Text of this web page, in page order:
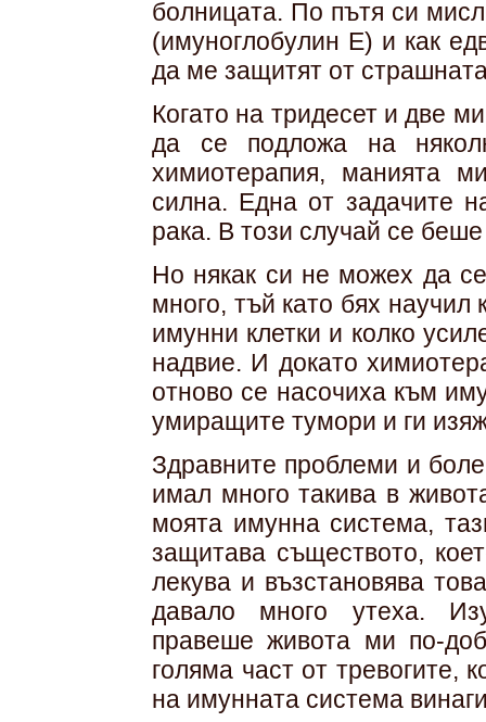
болницата. По пътя си
(имуноглобулин Е) и как
да ме защитят от
Когато на тридесет и две
да се подложа на
химиотерапия, манията
силна. Една от задачите
рака. В този случай се
Но някак си не можех да
много, тъй като бях научил
имунни клетки и колко
надвие. И докато
отново се насочиха към
умиращите тумори и ги
Здравните проблеми и
имал много такива в
моята имунна система,
защитава съществото,
лекува и възстановява
давало много утеха.
правеше живота ми по-
голяма част от тревогите,
на имунната система